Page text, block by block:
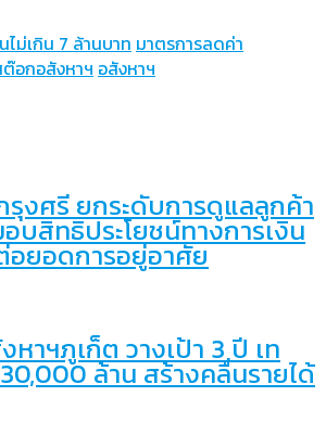
ไม่เกิน 7 ล้านบาท มาตรการลดค่า
อกอสังหาฯ อสังหาฯ
รุงศรี ยกระดับการดูแลลูกค้า
บสิทธิประโยชน์ทางการเงิน
อยอดการอยู่อาศัย
าฯภูเก็ต วางเป้า 3 ปี เท
ล้าน สร้างคลื่นรายได้